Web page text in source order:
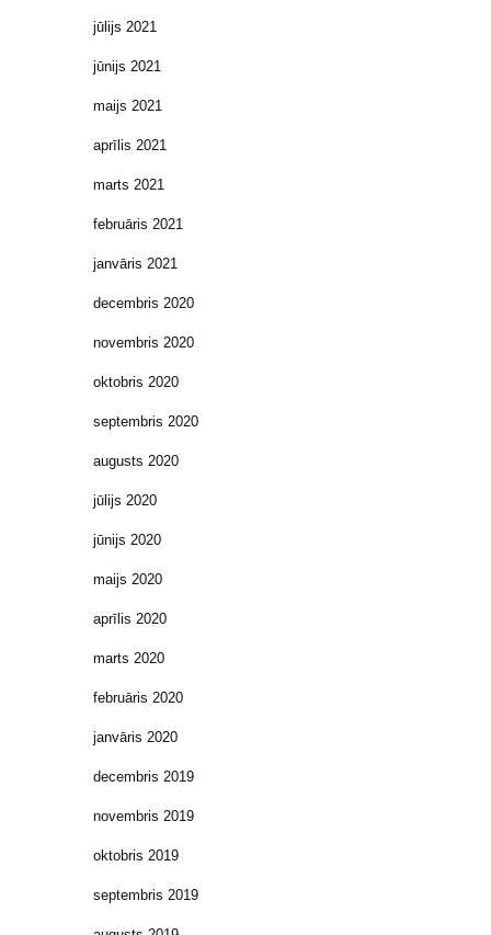
jūlijs 2021
jūnijs 2021
maijs 2021
aprīlis 2021
marts 2021
februāris 2021
janvāris 2021
decembris 2020
novembris 2020
oktobris 2020
septembris 2020
augusts 2020
jūlijs 2020
jūnijs 2020
maijs 2020
aprīlis 2020
marts 2020
februāris 2020
janvāris 2020
decembris 2019
novembris 2019
oktobris 2019
septembris 2019